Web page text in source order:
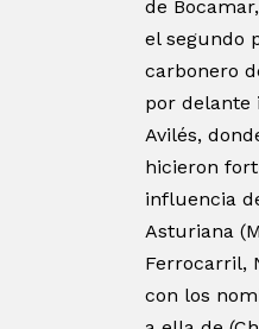
de
el segundo
carbonero
por delante
Avilés,
hicieron
influencia
Asturiana
Ferrocarril,
con los